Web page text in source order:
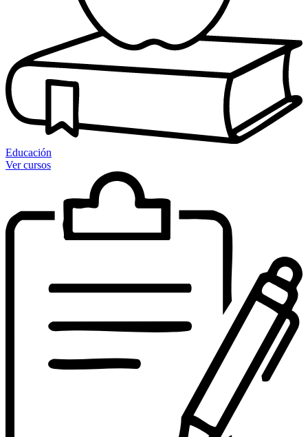
Educación
Ver cursos